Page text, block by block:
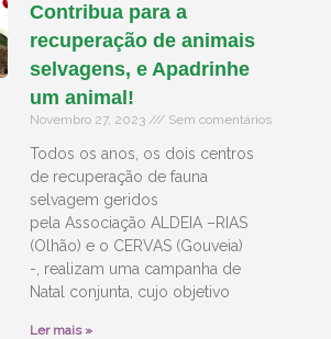
Contribua para a
recuperação de animais
selvagens, e Apadrinhe
um animal!
Novembro 27, 2023 Sem comentários
Todos os anos, os dois centros
de recuperação de fauna
selvagem geridos
pela Associação ALDEIA –RIAS
(Olhão) e o CERVAS (Gouveia)
-, realizam uma campanha de
Natal conjunta, cujo objetivo
Ler mais »